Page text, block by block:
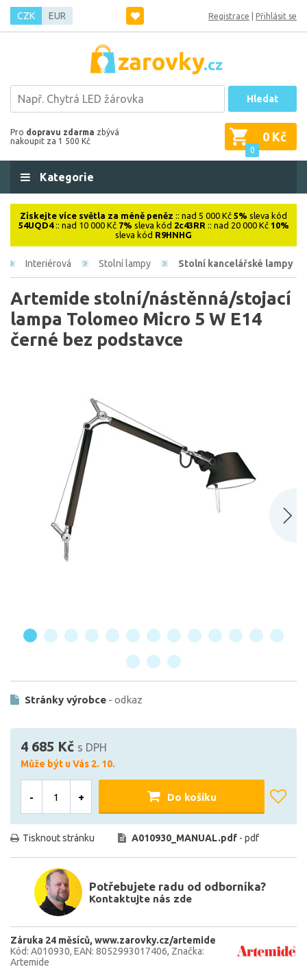
CZK EUR Registrace Přihlásit se
Hledat
Pro dopravu zdarma zbývá
nakoupit za 1 500 Kč
0
0 Kč
Kategorie
Získejte více světla za méně peněz :: nad 5 000 Kč 5% sleva kód
54UQD4:: nad 10 000 Kč 7% sleva kód 2c43RR :: nad 20 000 Kč 10%
sleva kód R9HNHG
Interiérová Stolní lampy Stolní kancelářské lampy
Artemide stolní/nástěnná/stojací
lampa Tolomeo Micro 5 W E14
černé bez podstavce
Stránky výrobce - odkaz
4 685 Kč s DPH
Může být u Vás 2. 10.
- + Do košíku
Tisknout stránku A010930_MANUAL.pdf - pdf
Potřebujete radu od odborníka?
Kontaktujte nás zde
Záruka 24 měsíců www.zarovky.cz/artemide
Kód: A010930 EAN: 8052993017406 Značka:
Artemide